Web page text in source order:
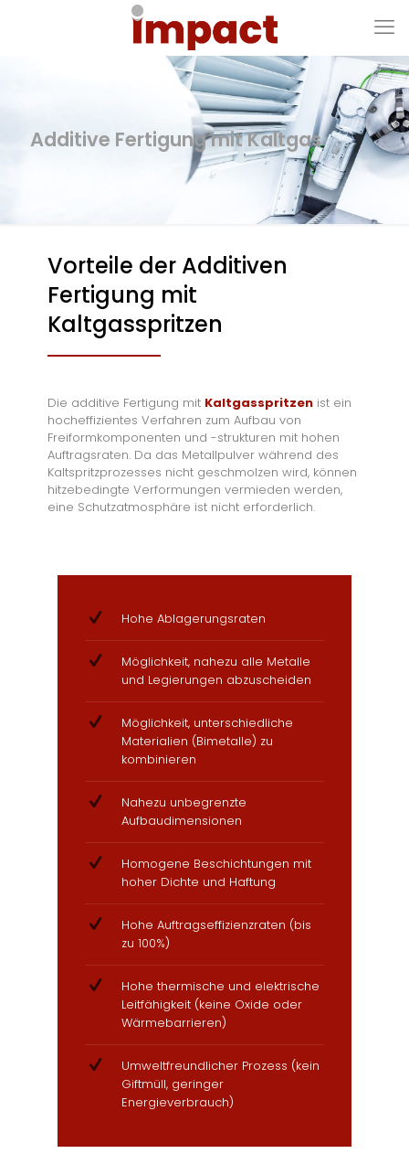
Additive Fertigung mit Kaltgas
Vorteile der Additiven
Fertigung mit
Kaltgasspritzen
Die additive Fertigung mit Kaltgasspritzen ist ein
hocheffizientes Verfahren zum Aufbau von
Freiformkomponenten und -strukturen mit hohen
Auftragsraten. Da das Metallpulver während des
Kaltspritzprozesses nicht geschmolzen wird, können
hitzebedingte Verformungen vermieden werden,
eine Schutzatmosphäre ist nicht erforderlich.
Hohe Ablagerungsraten
Möglichkeit, nahezu alle Metalle
und Legierungen abzuscheiden
Möglichkeit, unterschiedliche
Materialien (Bimetalle) zu
kombinieren
Nahezu unbegrenzte
Aufbaudimensionen
Homogene Beschichtungen mit
hoher Dichte und Haftung
Hohe Auftragseffizienzraten (bis
zu 100%)
Hohe thermische und elektrische
Leitfähigkeit (keine Oxide oder
Wärmebarrieren)
Umweltfreundlicher Prozess (kein
Giftmüll, geringer
Energieverbrauch)